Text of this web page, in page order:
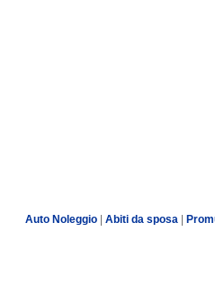
Auto Noleggio Abiti da sposa